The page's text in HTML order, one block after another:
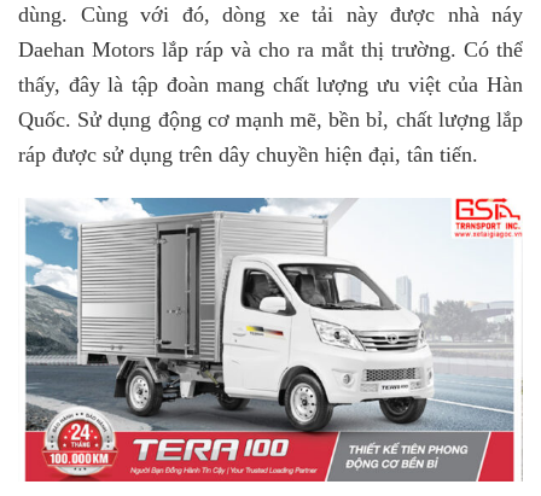
dùng. Cùng với đó, dòng xe tải này được nhà náy
Daehan Motors lắp ráp và cho ra mắt thị trường. Có thể
thấy, đây là tập đoàn mang chất lượng ưu việt của Hàn
Quốc. Sử dụng động cơ mạnh mẽ, bền bỉ, chất lượng lắp
ráp được sử dụng trên dây chuyền hiện đại, tân tiến.